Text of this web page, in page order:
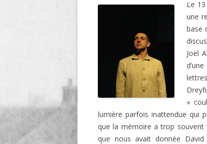
1889 À 1940 DE JEAN
LE MAITRON EN
Le
une
base
Joël
«
lumière parfois inattendue qui
que la mémoire a trop souvent
que nous avait donnée